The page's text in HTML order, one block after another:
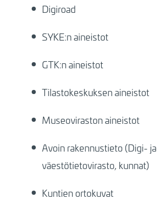
Digiroad
SYKE:n aineistot
GTK:n aineistot
Tilastokeskuksen aineistot
Museoviraston aineistot
Avoin rakennustieto (Digi- ja
väestötietovirasto, kunnat)
Kuntien ortokuvat